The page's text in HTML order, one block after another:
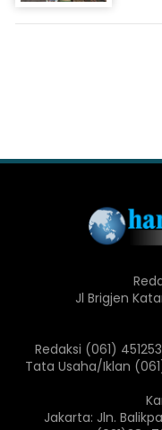
Jl Brigjen
Redaksi (061)
Tata Usaha/Iklan
Jakarta: Jln.